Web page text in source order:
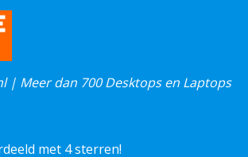
| Meer dan 700 Desktops en Laptops
met 4 sterren!